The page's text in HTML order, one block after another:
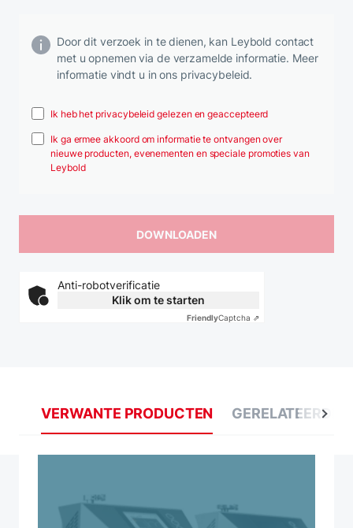
Door dit verzoek in te dienen, kan Leybold contact
met u opnemen via de verzamelde informatie. Meer
informatie vindt u in ons privacybeleid.
Ik heb het privacybeleid gelezen en geaccepteerd
Ik ga ermee akkoord om informatie te ontvangen over
nieuwe producten, evenementen en speciale promoties van
Leybold
Anti-robotverificatie
Klik om te starten
FriendlyCaptcha ⇗
VERWANTE PRODUCTEN GERELATEERDE